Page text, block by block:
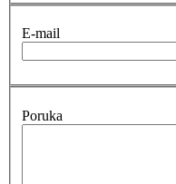
E-mail
Poruka